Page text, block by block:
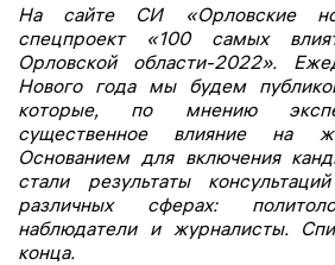
На сайте СИ «Орловские
спецпроект «100 самых
Орловской области-2022».
Нового года мы будем
которые, по мнению
существенное влияние на
Основанием для включения
стали результаты
различных сферах:
наблюдатели и журналисты.
конца.